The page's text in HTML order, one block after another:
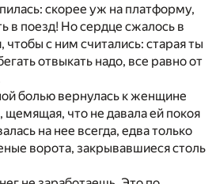
скорее уж на платформу,
в поезд! Но сердце сжалось в
чтобы с ним считались: старая ты
отвыкать надо, все равно от
болью вернулась к женщине
щемящая, что не давала ей покоя
на нее всегда, едва только
ворота, закрывавшиеся столь